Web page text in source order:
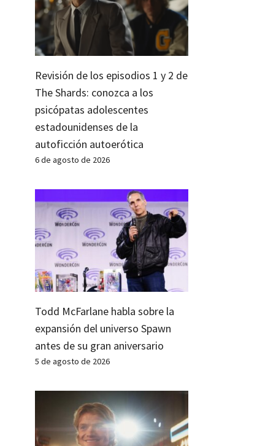
Revisión de los episodios 1 y 2 de
The Shards: conozca a los
psicópatas adolescentes
estadounidenses de la
autoficción autoerótica
6 de agosto de 2026
Todd McFarlane habla sobre la
expansión del universo Spawn
antes de su gran aniversario
5 de agosto de 2026